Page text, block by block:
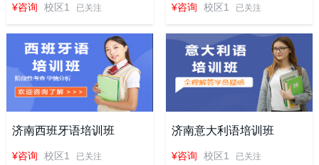
¥咨询 校区1 已关注 ¥咨询 校区1 已关注
济南西班牙语培训班
¥咨询 校区1 已关注
济南意大利语培训班
¥咨询 校区1 已关注